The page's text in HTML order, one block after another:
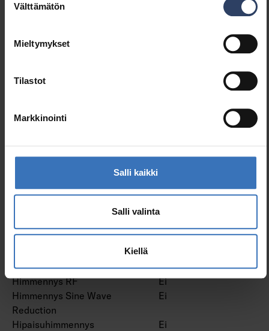
valinta
Välttämätön
Mieltymykset
Tilastot
Markkinointi
Salli kaikki
Salli valinta
Kiellä
Himmennys 1-10 V
Himmennys DALI-2
Himmennys LineSwitch
Himmennys laskevan
Ei
reunan ohjaus
Himmennys ohjelmoitavissa
Himmennys potentiometri
Ei
Himmennys RF
Ei
Himmennys Sine Wave
Reduction
Ei
Hipaisuhimmennys
Ei